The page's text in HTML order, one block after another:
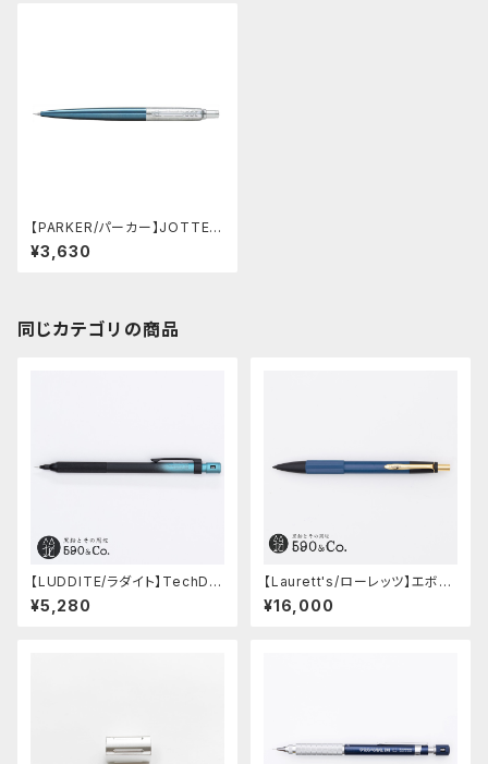
【PARKER/パーカー】JOTTER/
ジョッターLC ウォーターブルー
ST SE ペンシル(0.5mm)
¥3,630
同じカテゴリの商品
【LUDDITE/ラダイト】TechDra
w2 グラデーションモデル (LDB
-MP2GB1-05)
¥5,280
【Laurett's/ローレッツ】エボナ
イトシャープペンシル (藍)
¥16,000